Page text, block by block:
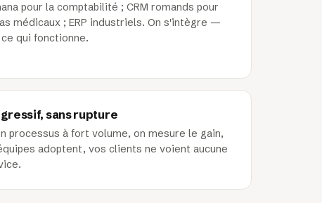
pour la comptabilité ; CRM romands pour
médicaux ; ERP industriels. On s'intègre —
qui fonctionne.
sans rupture
processus à fort volume, on mesure le gain,
adoptent, vos clients ne voient aucune